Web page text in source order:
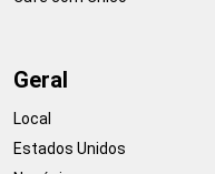
Geral
Local
Estados Unidos